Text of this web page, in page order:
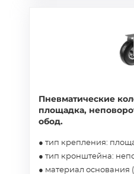
Пневматические
площадка,
обод.
● тип крепления:
● тип кронштейна:
● материал основания